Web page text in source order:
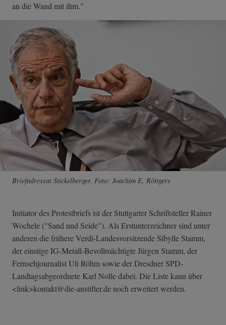
an die Wand mit ihm."
Briefadressat Stickelberger. Foto: Joachim E. Röttgers
Initiator des Protestbriefs ist der Stuttgarter Schriftsteller Rainer
Wochele ("Sand und Seide"). Als Erstunterzeichner sind unter
anderen die frühere Verdi-Landesvorsitzende Sibylle Stamm,
der einstige IG-Metall-Bevollmächtigte Jürgen Stamm, der
Fernsehjournalist Uli Röhm sowie der Dresdner SPD-
Landtagsabgeordnete Karl Nolle dabei. Die Liste kann über
<link>kontakt@d­ie-anstifter.de noch erweitert werden.